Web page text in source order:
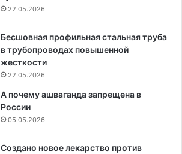
22.05.2026
Бесшовная профильная стальная труба
в трубопроводах повышенной
жесткости
22.05.2026
А почему ашваганда запрещена в
России
05.05.2026
Создано новое лекарство против